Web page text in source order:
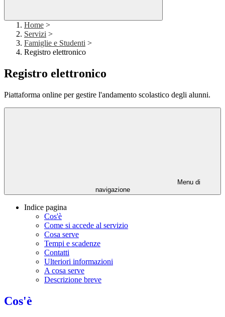
Home >
Servizi >
Famiglie e Studenti >
Registro elettronico
Registro elettronico
Piattaforma online per gestire l'andamento scolastico degli alunni.
Menu di
navigazione
Indice pagina
Cos'è
Come si accede al servizio
Cosa serve
Tempi e scadenze
Contatti
Ulteriori informazioni
A cosa serve
Descrizione breve
Cos'è